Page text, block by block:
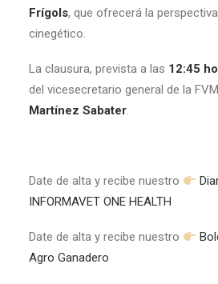
Frígols, que ofrecerá la
cinegético.
La clausura, prevista a las 12:45
del vicesecretario general de la
Martínez Sabater.
Date de alta y recibe nuestro
INFORMAVET ONE HEALTH
Date de alta y recibe nuestro
Agro Ganadero